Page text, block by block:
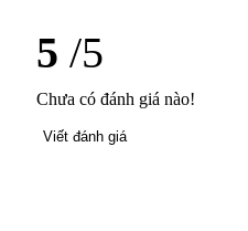
5 /5
Chưa có đánh giá nào!
Viết đánh giá